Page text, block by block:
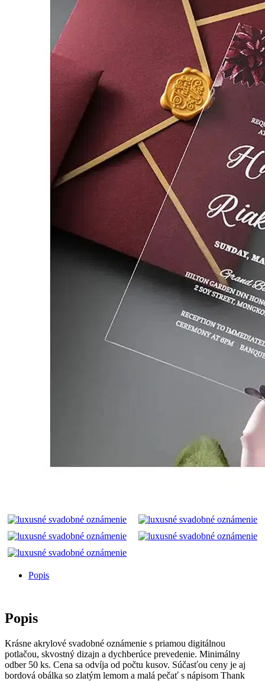
Popis
Popis
Krásne akrylové svadobné oznámenie s priamou digitálnou
potlačou, skvostný dizajn a dychberúce prevedenie. Minimálny
odber 50 ks. Cena sa odvíja od počtu kusov. Súčasťou ceny je aj
bordová obálka so zlatým lemom a malá pečať s nápisom Thank